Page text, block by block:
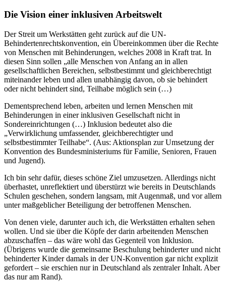
Die Vision einer inklusiven Arbeitswelt
Der Streit um Werkstätten geht zurück auf die UN-
Behindertenrechtskonvention, ein Übereinkommen über die Rechte
von Menschen mit Behinderungen, welches 2008 in Kraft trat. In
diesen Sinn sollen „alle Menschen von Anfang an in allen
gesellschaftlichen Bereichen, selbstbestimmt und gleichberechtigt
miteinander leben und allen unabhängig davon, ob sie behindert
oder nicht behindert sind, Teilhabe möglich sein (…)
Dementsprechend leben, arbeiten und lernen Menschen mit
Behinderungen in einer inklusiven Gesellschaft nicht in
Sondereinrichtungen (…) Inklusion bedeutet also die
„Verwirklichung umfassender, gleichberechtigter und
selbstbestimmter Teilhabe“. (Aus: Aktionsplan zur Umsetzung der
Konvention des Bundesministeriums für Familie, Senioren, Frauen
und Jugend).
Ich bin sehr dafür, dieses schöne Ziel umzusetzen. Allerdings nicht
überhastet, unreflektiert und überstürzt wie bereits in Deutschlands
Schulen geschehen, sondern langsam, mit Augenmaß, und vor allem
unter maßgeblicher Beteiligung der betroffenen Menschen.
Von denen viele, darunter auch ich, die Werkstätten erhalten sehen
wollen. Und sie über die Köpfe der darin arbeitenden Menschen
abzuschaffen – das wäre wohl das Gegenteil von Inklusion.
(Übrigens wurde die gemeinsame Beschulung behinderter und nicht
behinderter Kinder damals in der UN-Konvention gar nicht explizit
gefordert – sie erschien nur in Deutschland als zentraler Inhalt. Aber
das nur am Rand).